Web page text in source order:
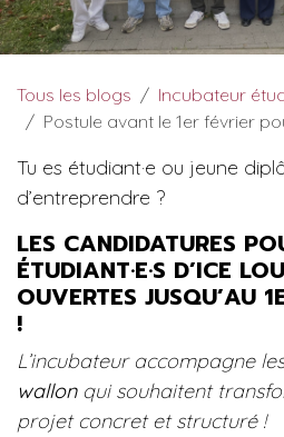
Tous les blogs
Incubateur
Postule avant le 1er février pour
Tu es étudiant·e ou jeune
d’entreprendre ?
LES CANDIDATURES
ÉTUDIANT·E·S D’ICE
OUVERTES JUSQU’AU
!
L’incubateur accompagne
wallonqui souhaitent
projet concret et structuré !